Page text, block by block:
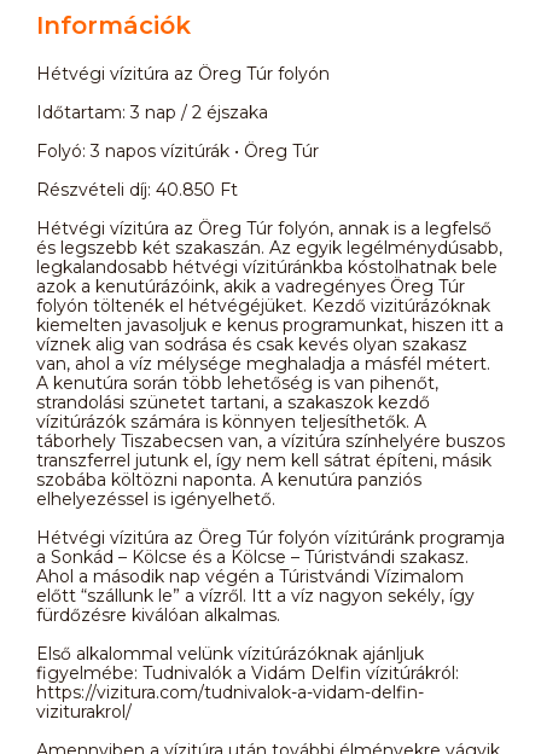
Információk
Hétvégi vízitúra az Öreg Túr folyón
Időtartam: 3 nap / 2 éjszaka
Folyó: 3 napos vízitúrák • Öreg Túr
Részvételi díj: 40.850 Ft
Hétvégi vízitúra az Öreg Túr folyón, annak is a legfelső
és legszebb két szakaszán. Az egyik legélménydúsabb,
legkalandosabb hétvégi vízitúránkba kóstolhatnak bele
azok a kenutúrázóink, akik a vadregényes Öreg Túr
folyón töltenék el hétvégéjüket. Kezdő vizitúrázóknak
kiemelten javasoljuk e kenus programunkat, hiszen itt a
víznek alig van sodrása és csak kevés olyan szakasz
van, ahol a víz mélysége meghaladja a másfél métert.
A kenutúra során több lehetőség is van pihenőt,
strandolási szünetet tartani, a szakaszok kezdő
vízitúrázók számára is könnyen teljesíthetők. A
táborhely Tiszabecsen van, a vízitúra színhelyére buszos
transzferrel jutunk el, így nem kell sátrat építeni, másik
szobába költözni naponta. A kenutúra panziós
elhelyezéssel is igényelhető.
Hétvégi vízitúra az Öreg Túr folyón vízitúránk programja
a Sonkád – Kölcse és a Kölcse – Túristvándi szakasz.
Ahol a második nap végén a Túristvándi Vízimalom
előtt “szállunk le” a vízről. Itt a víz nagyon sekély, így
fürdőzésre kiválóan alkalmas.
Első alkalommal velünk vízitúrázóknak ajánljuk
figyelmébe: Tudnivalók a Vidám Delfin vízitúrákról:
https://vizitura.com/tudnivalok-a-vidam-delfin-
viziturakrol/